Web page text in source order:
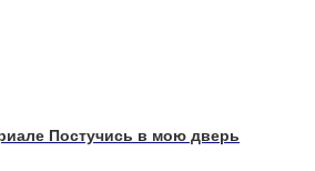
Постучись в мою дверь